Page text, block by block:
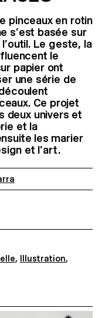
pinceaux en rotin
s’est basée sur
Le geste, la
le
papier ont
une série de
Ce projet
deux univers et
et la
les marier
et l’art.
, Illustration,